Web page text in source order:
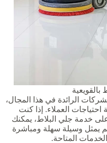
الرائدة في هذا المجال،
احتياجات العملاء. إذا كنت
خدمة جلي البلاط، يمكنك
يمثل وسيلة سهلة ومباشرة
المتاحة.